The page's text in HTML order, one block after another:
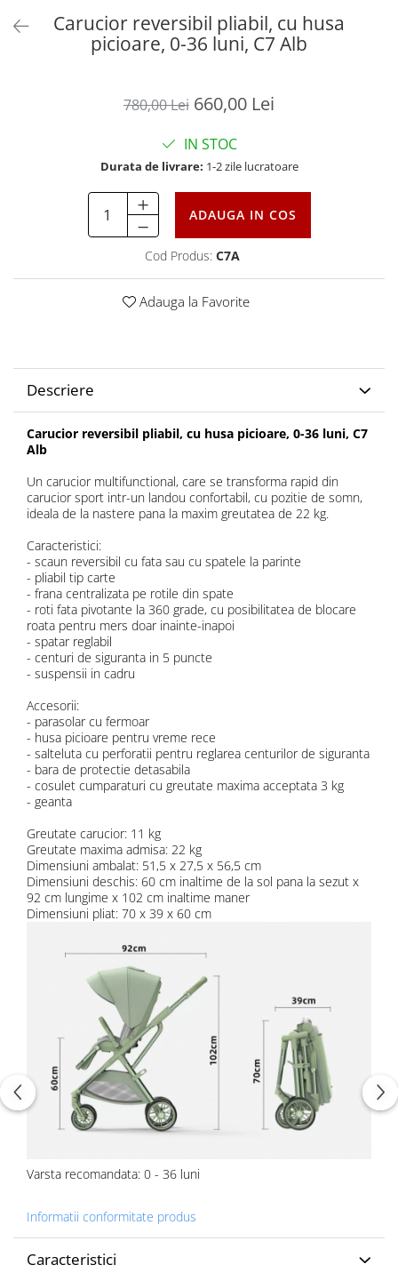
Carucior reversibil pliabil, cu husa
picioare, 0-36 luni, C7 Alb
780,00 Lei 660,00 Lei
IN STOC
Durata de livrare: 1-2 zile lucratoare
ADAUGA IN COS
Cod Produs: C7A
Adauga la Favorite
Descriere
Carucior reversibil pliabil, cu husa picioare, 0-36 luni, C7
Alb
Un carucior multifunctional, care se transforma rapid din
carucior sport intr-un landou confortabil, cu pozitie de somn,
ideala de la nastere pana la maxim greutatea de 22 kg.
Caracteristici:
- scaun reversibil cu fata sau cu spatele la parinte
- pliabil tip carte
- frana centralizata pe rotile din spate
- roti fata pivotante la 360 grade, cu posibilitatea de blocare
roata pentru mers doar inainte-inapoi
- spatar reglabil
- centuri de siguranta in 5 puncte
- suspensii in cadru
Accesorii:
- parasolar cu fermoar
- husa picioare pentru vreme rece
- salteluta cu perforatii pentru reglarea centurilor de siguranta
- bara de protectie detasabila
- cosulet cumparaturi cu greutate maxima acceptata 3 kg
- geanta
Greutate carucior: 11 kg
Greutate maxima admisa: 22 kg
Dimensiuni ambalat: 51,5 x 27,5 x 56,5 cm
Dimensiuni deschis: 60 cm inaltime de la sol pana la sezut x
92 cm lungime x 102 cm inaltime maner
Dimensiuni pliat: 70 x 39 x 60 cm
Varsta recomandata: 0 - 36 luni
Informatii conformitate produs
Caracteristici